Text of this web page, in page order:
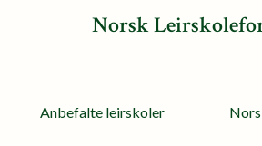
Norsk
Anbefalte leirskoler